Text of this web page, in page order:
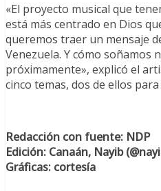
«El proyecto musical que
está más centrado en Dios
queremos traer un mensaje
Venezuela. Y cómo
próximamente», explicó el
cinco temas, dos de ellos
Redacción con fuente: NDP
Edición: Canaán, Nayib
Gráficas: cortesía